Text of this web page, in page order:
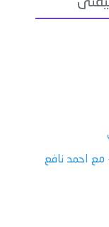
مع احمد نافع